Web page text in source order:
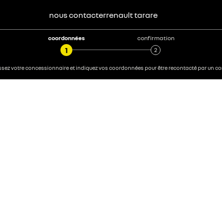
nous contacterrenaulttarare
coordonnées confirmation
votre concessionnaire et indiquez vos coordonnées pour être recontacté par un